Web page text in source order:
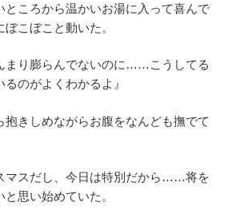
ところから温かいお湯に入って喜んで
こぼこと動いた。
まり膨らんでないのに……こうしてる
のがよくわかるよ』
抱きしめながらお腹をなんども撫でて
マスだし、今日は特別だから……将を
思い始めていた。